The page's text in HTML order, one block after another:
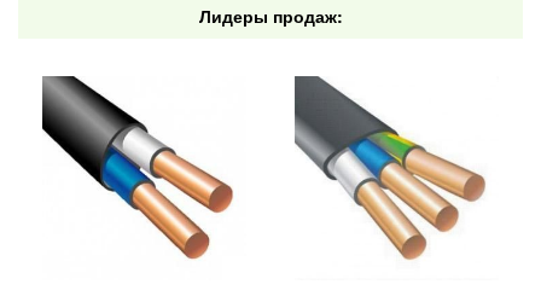
Лидеры продаж: